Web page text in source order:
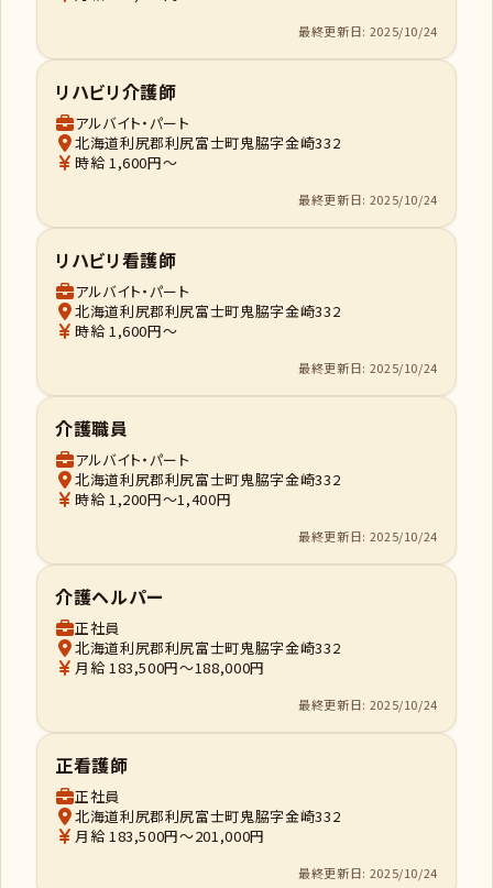
最終更新日: 2025/10/24
リハビリ介護師
アルバイト・パート
北海道利尻郡利尻富士町鬼脇字金崎332
時給 1,600円～
最終更新日: 2025/10/24
リハビリ看護師
アルバイト・パート
北海道利尻郡利尻富士町鬼脇字金崎332
時給 1,600円～
最終更新日: 2025/10/24
介護職員
アルバイト・パート
北海道利尻郡利尻富士町鬼脇字金崎332
時給 1,200円～1,400円
最終更新日: 2025/10/24
介護ヘルパー
正社員
北海道利尻郡利尻富士町鬼脇字金崎332
月給 183,500円～188,000円
最終更新日: 2025/10/24
正看護師
正社員
北海道利尻郡利尻富士町鬼脇字金崎332
月給 183,500円～201,000円
最終更新日: 2025/10/24